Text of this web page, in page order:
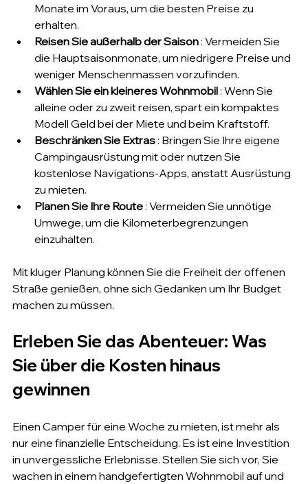
Monate im Voraus, um die besten Preise zu
erhalten.
Reisen Sie außerhalb der Saison : Vermeiden Sie
die Hauptsaisonmonate, um niedrigere Preise und
weniger Menschenmassen vorzufinden.
Wählen Sie ein kleineres Wohnmobil : Wenn Sie
alleine oder zu zweit reisen, spart ein kompaktes
Modell Geld bei der Miete und beim Kraftstoff.
Beschränken Sie Extras : Bringen Sie Ihre eigene
Campingausrüstung mit oder nutzen Sie
kostenlose Navigations-Apps, anstatt Ausrüstung
zu mieten.
Planen Sie Ihre Route : Vermeiden Sie unnötige
Umwege, um die Kilometerbegrenzungen
einzuhalten.
Mit kluger Planung können Sie die Freiheit der offenen
Straße genießen, ohne sich Gedanken um Ihr Budget
machen zu müssen.
Erleben Sie das Abenteuer: Was
Sie über die Kosten hinaus
gewinnen
Einen Camper für eine Woche zu mieten, ist mehr als
nur eine finanzielle Entscheidung. Es ist eine Investition
in unvergessliche Erlebnisse. Stellen Sie sich vor, Sie
wachen in einem handgefertigten Wohnmobil auf und